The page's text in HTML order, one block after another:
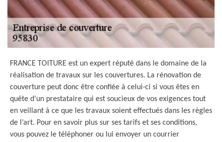
FRANCE TOITURE est un expert réputé dans le domaine de la
réalisation de travaux sur les couvertures. La rénovation de
couverture peut donc être confiée à celui-ci si vous êtes en
quête d’un prestataire qui est soucieux de vos exigences tout
en veillant à ce que les travaux soient effectués dans les règles
de l’art. Pour en savoir plus sur ses tarifs et ses conditions,
vous pouvez le téléphoner ou lui envoyer un courrier